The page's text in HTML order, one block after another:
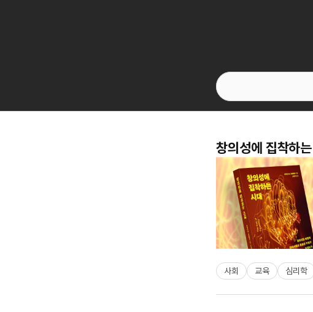
창의성에 집착하
사회 교육 심리학